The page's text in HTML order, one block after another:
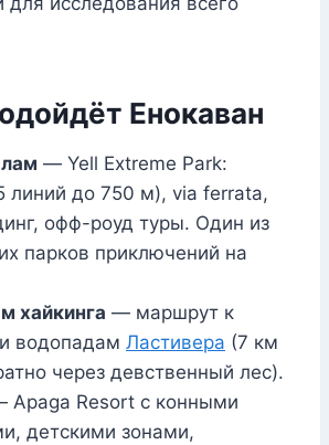
Енокаван
— Yell Extreme Park:
линий до 750 м), via ferrata,
офф-роуд туры. Один из
парков приключений на
хайкинга — маршрут к
водопадам Ластивера (7 км
через девственный лес).
Apaga Resort с конными
детскими зонами,